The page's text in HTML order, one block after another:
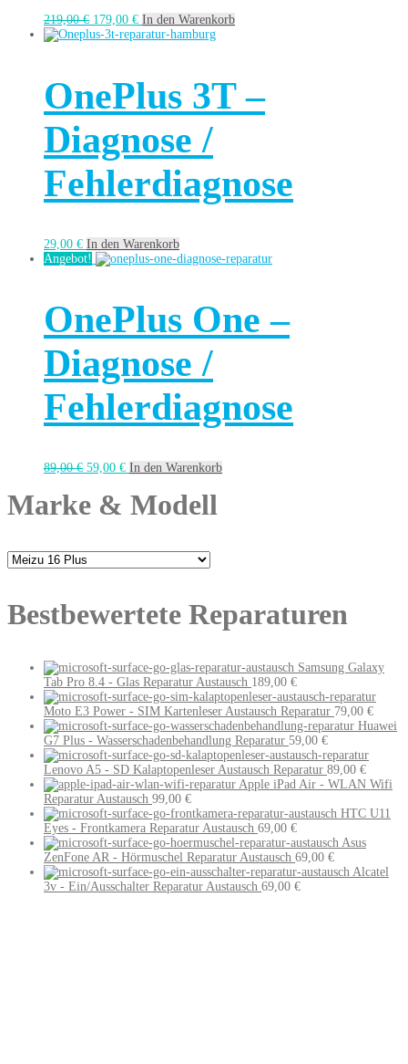
219,00€ 179,00 € In den Warenkorb
OnePlus 3T –
Diagnose /
Fehlerdiagnose
29,00 € In den Warenkorb
Angebot!
OnePlus One –
Diagnose /
Fehlerdiagnose
89,00€ 59,00 € In den Warenkorb
Marke & Modell
Bestbewertete Reparaturen
Samsung Galaxy
Tab Pro 8.4 - Glas Reparatur Austausch 189,00 €
Moto E3 Power - SIM Kartenleser Austausch Reparatur 79,00 €
Huawei
G7 Plus - Wasserschadenbehandlung Reparatur 59,00 €
Lenovo A5 - SD Kalaptopenleser Austausch Reparatur 89,00 €
Apple iPad Air - WLAN Wifi
Reparatur Austausch 99,00 €
HTC U11
Eyes - Frontkamera Reparatur Austausch 69,00 €
Asus
ZenFone AR - Hörmuschel Reparatur Austausch 69,00 €
Alcatel
3v - Ein/Ausschalter Reparatur Austausch 69,00 €